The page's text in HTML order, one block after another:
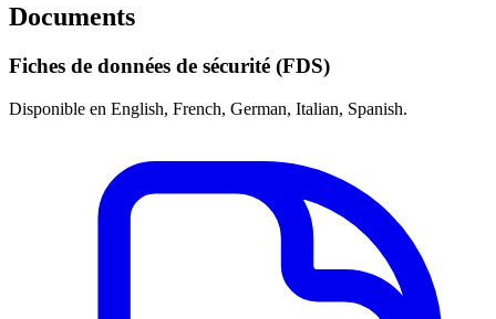
Documents
Fiches de données de sécurité (FDS)
Disponible en English, French, German, Italian, Spanish.